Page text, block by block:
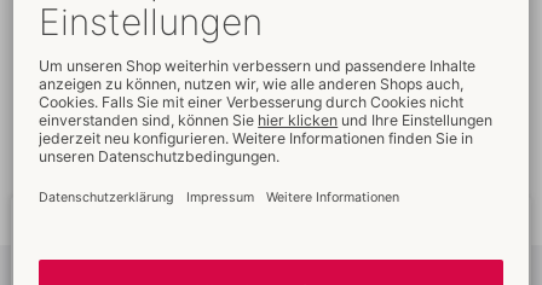
Verkaufsfördernde
Verpackungen
Kundenservice
Schnelleweltweite
Lieferung
NeueTrends